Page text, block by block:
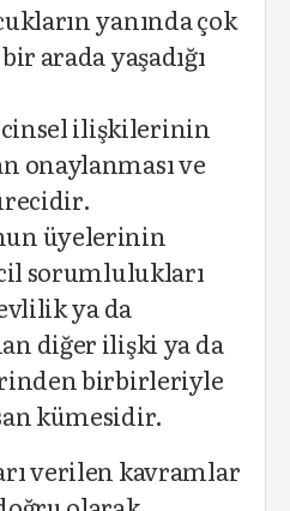
yanında çok
arada yaşadığı
ilişkilerinin
onaylanması ve
üyelerinin
sorumlulukları
ya da
diğer ilişki ya da
birbirleriyle
kümesidir.
verilen kavramlar